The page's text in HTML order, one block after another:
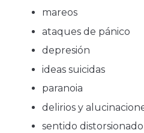
mareos
ataques de pánico
depresión
ideas suicidas
paranoia
delirios y
sentido